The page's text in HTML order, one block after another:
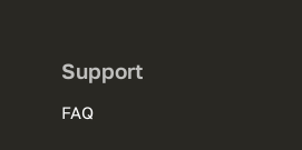
Support
FAQ